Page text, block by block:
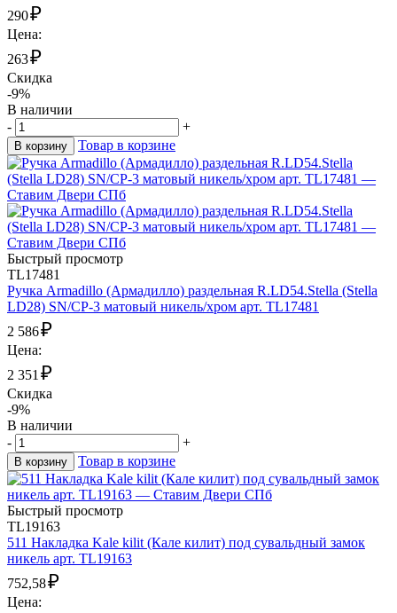
290₽
Цена:
263₽
Скидка
-9%
В наличии
-
+
В корзину Товар в корзине
Быстрый просмотр
TL17481
Ручка Armadillo (Армадилло) раздельная R.LD54.Stella (Stella
LD28) SN/CP-3 матовый никель/хром арт. TL17481
2 586₽
Цена:
2 351₽
Скидка
-9%
В наличии
-
+
В корзину Товар в корзине
Быстрый просмотр
TL19163
511 Накладка Kale kilit (Кале килит) под сувальдный замок
никель арт. TL19163
752,58₽
Цена: